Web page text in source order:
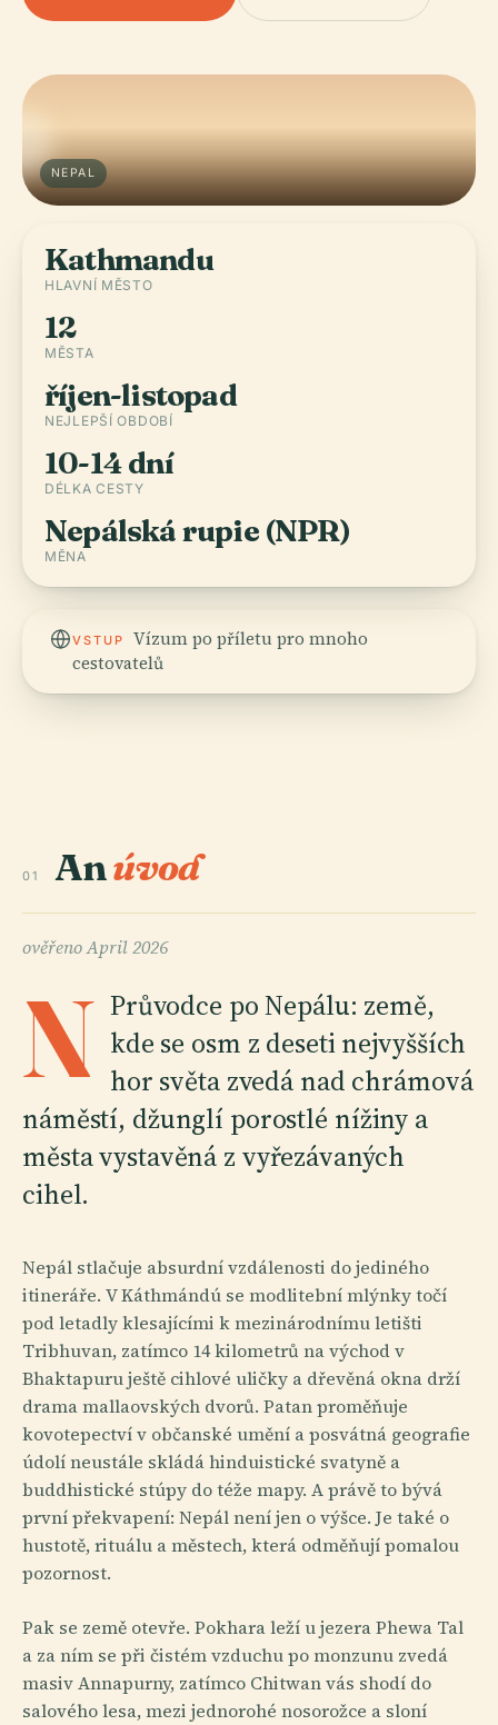
NEPAL
Kathmandu
HLAVNÍ MĚSTO
12
MĚSTA
říjen-listopad
NEJLEPŠÍ OBDOBÍ
10-14 dní
DÉLKA CESTY
Nepálská rupie (NPR)
MĚNA
VSTUP
Vízum po příletu pro mnoho
cestovatelů
01 Anúvod
ověřenoApril 2026
N Průvodce po Nepálu: země,
kde se osm z deseti nejvyšších
hor světa zvedá nad chrámová
náměstí, džunglí porostlé nížiny a
města vystavěná z vyřezávaných
cihel.
Nepál stlačuje absurdní vzdálenosti do jediného
itineráře. V Káthmándú se modlitební mlýnky točí
pod letadly klesajícími k mezinárodnímu letišti
Tribhuvan, zatímco 14 kilometrů na východ v
Bhaktapuru ještě cihlové uličky a dřevěná okna drží
drama mallaovských dvorů. Patan proměňuje
kovotepectví v občanské umění a posvátná geografie
údolí neustále skládá hinduistické svatyně a
buddhistické stúpy do téže mapy. A právě to bývá
první překvapení: Nepál není jen o výšce. Je také o
hustotě, rituálu a městech, která odměňují pomalou
pozornost.
Pak se země otevře. Pokhara leží u jezera Phewa Tal
a za ním se při čistém vzduchu po monzunu zvedá
masiv Annapurny, zatímco Chitwan vás shodí do
salového lesa, mezi jednorohé nosorožce a sloní